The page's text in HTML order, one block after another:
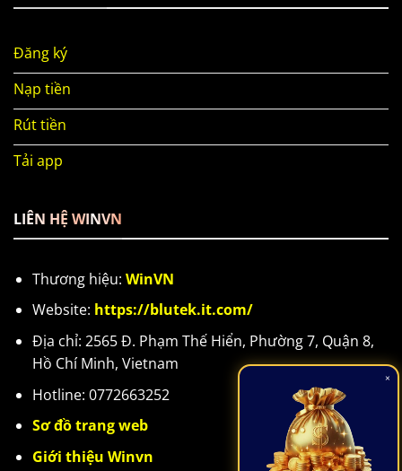
Đăng ký
Nạp tiền
Rút tiền
Tải app
LIÊN HỆ WINVN
Thương hiệu: WinVN
Website: https://blutek.it.com/
Địa chỉ: 2565 Đ. Phạm Thế Hiển, Phường 7, Quận 8,
Hồ Chí Minh, Vietnam
Hotline: 0772663252
Sơ đồ trang web
Giới thiệu Winvn
×